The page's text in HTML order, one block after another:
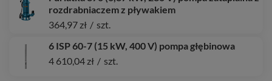
rozdrabniaczem z pływakiem
364,97 zł / szt.
6 ISP 60-7 (15 kW, 400 V) pompa głębinowa
4 610,04 zł / szt.